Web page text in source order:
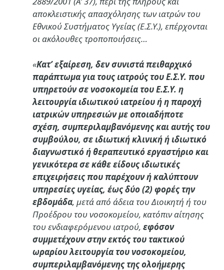
αποκλειστικής απασχόλησης των ιατρών του
Εθνικού Συστήματος Υγείας (Ε.Σ.Υ.), επέρχονται
οι ακόλουθες τροποποιήσεις…
«Κατ’ εξαίρεση, δεν συνιστά πειθαρχικό
παράπτωμα για τους ιατρούς του Ε.Σ.Υ. που
υπηρετούν σε νοσοκομεία του Ε.Σ.Υ. η
λειτουργία ιδιωτικού ιατρείου ή η παροχή
ιατρικών υπηρεσιών με οποιαδήποτε
σχέση, συμπεριλαμβανόμενης και αυτής του
συμβούλου, σε ιδιωτική κλινική ή ιδιωτικό
διαγνωστικό ή θεραπευτικό εργαστήριο και
γενικότερα σε κάθε είδους ιδιωτικές
επιχειρήσεις που παρέχουν ή καλύπτουν
υπηρεσίες υγείας, έως δύο (2) φορές την
εβδομάδα, μετά από άδεια του Διοικητή ή του
Προέδρου του νοσοκομείου, κατόπιν αίτησης
του ενδιαφερόμενου ιατρού, εφόσον
συμμετέχουν στην εκτός του τακτικού
ωραρίου λειτουργία του νοσοκομείου,
συμπεριλαμβανόμενης της ολοήμερης